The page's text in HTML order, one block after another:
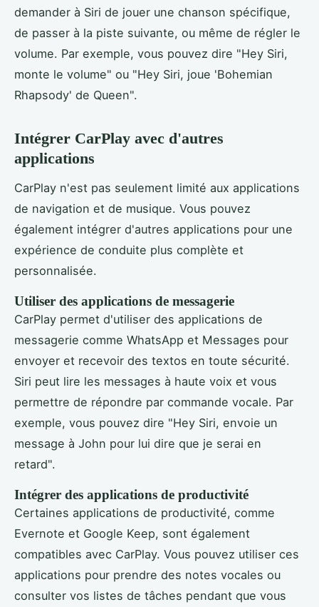
demander à Siri de jouer une chanson spécifique,
de passer à la piste suivante, ou même de régler le
volume. Par exemple, vous pouvez dire "Hey Siri,
monte le volume" ou "Hey Siri, joue 'Bohemian
Rhapsody' de Queen".
Intégrer CarPlay avec d'autres
applications
CarPlay n'est pas seulement limité aux applications
de navigation et de musique. Vous pouvez
également intégrer d'autres applications pour une
expérience de conduite plus complète et
personnalisée.
Utiliser des applications de messagerie
CarPlay permet d'utiliser des applications de
messagerie comme WhatsApp et Messages pour
envoyer et recevoir des textos en toute sécurité.
Siri peut lire les messages à haute voix et vous
permettre de répondre par commande vocale. Par
exemple, vous pouvez dire "Hey Siri, envoie un
message à John pour lui dire que je serai en
retard".
Intégrer des applications de productivité
Certaines applications de productivité, comme
Evernote et Google Keep, sont également
compatibles avec CarPlay. Vous pouvez utiliser ces
applications pour prendre des notes vocales ou
consulter vos listes de tâches pendant que vous